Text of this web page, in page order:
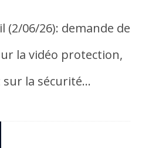
(2/06/26): demande de
la vidéo protection,
la sécurité…